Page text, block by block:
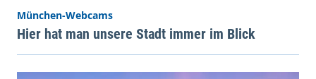
München-Webcams
Hier hat man unsere Stadt immer im Blick